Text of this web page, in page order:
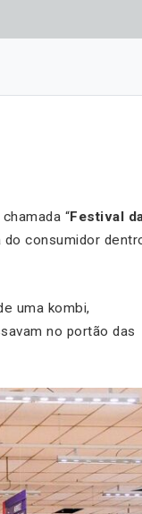
chamada “Festival
consumidor
uma kombi,
no portão das